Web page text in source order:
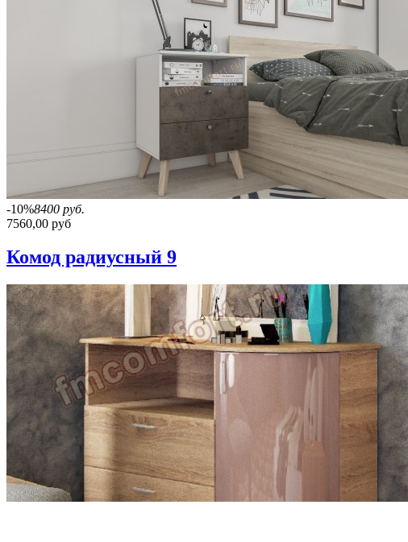
-10%8400 руб.
7560,00 руб
Комод радиусный 9